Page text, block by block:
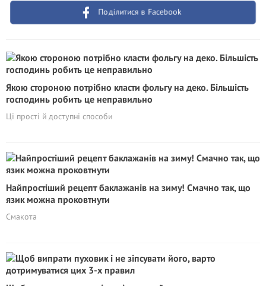
Поділитися в Facebook
Якою стороною потрібно класти фольгу на деко. Більшість
господинь робить це неправильно
Ці прості й доступні способи
Найпростіший рецепт баклажанів на зиму! Смачно так, що
язик можна проковтнути
Смакота